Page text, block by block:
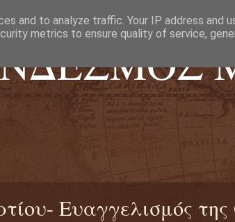
Ευαγγελισμός της
and to analyze traffic. Your IP address and
metrics to ensure quality of service,